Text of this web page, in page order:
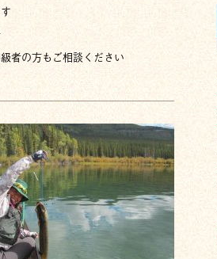
者の方もご相談ください